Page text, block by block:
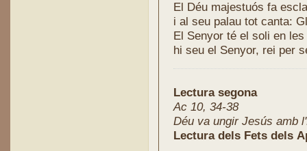
El Déu majestuós fa
i al seu palau tot canta:
El Senyor té el soli en
hi seu el Senyor, rei per
Lectura segona
Ac 10, 34-38
Déu va ungir Jesús amb
Lectura dels Fets dels